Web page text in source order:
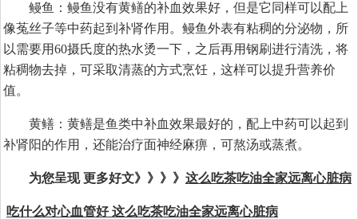
鳗鱼：鳗鱼没有黄鳝的补血效果好，但是它同样可以配上
像菟丝子等中药起到补肾作用。鳗鱼外表有粘稠的分泌物，所
以需要用60摄氏度的热水烫一下，之后再用钢刷进行清洗，将
粘稠物去掉，可采取清蒸的方式烹饪，这样可以提升营养价
值。
黄鳝：黄鳝是鱼类中补血效果最好的，配上中药可以起到
补肾阳的作用，还能治疗面神经麻痹，可熬汤或蒸煮。
为您呈现 更多好文》》》》 这么吃茶吃油全家远离心脏病
吃什么对心血管好 这么吃茶吃油全家远离心脏病